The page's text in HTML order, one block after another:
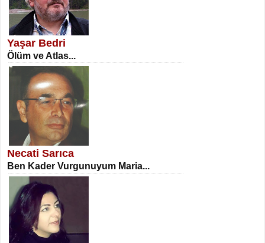
SATILMIŞ ÜMİT ÇETİNKAYA
Erkenlik...
NECLA DİLEK ARSLAN
Öğretmenler Günü Mahkemesi...
İSA KARATEPE
Yaşar Bedri
Ölüm ve Atlas...
Necati Sarıca
Ben Kader Vurgunuyum Maria...